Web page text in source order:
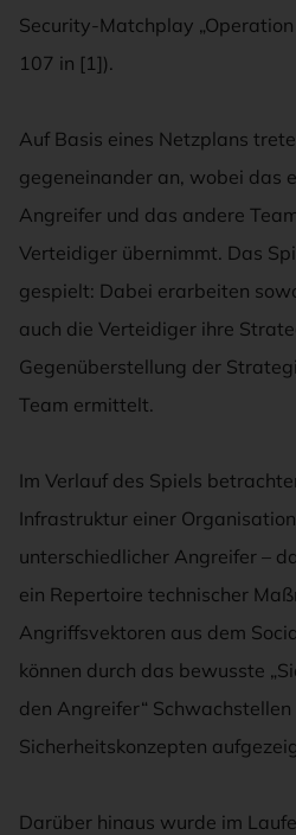
Security-Matchplay
107 in [1]).
Auf Basis eines Netzplans
gegeneinander an, wobei das
Angreifer und das andere
Verteidiger übernimmt. Das
gespielt: Dabei erarbeiten
auch die Verteidiger ihre
Gegenüberstellung der
Team ermittelt.
Im Verlauf des Spiels
Infrastruktur einer
unterschiedlicher Angreifer –
ein Repertoire technischer
Angriffsvektoren aus dem
können durch das bewusste
den Angreifer“
Sicherheitskonzepten
Darüber hinaus wurde im